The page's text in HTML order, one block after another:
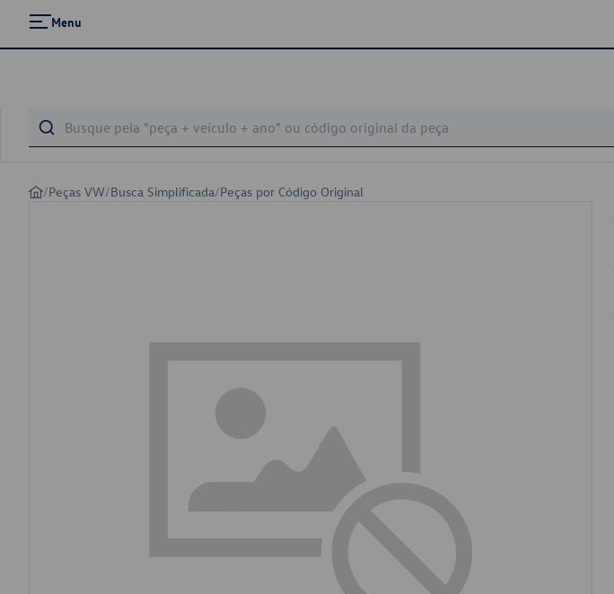
Menu
/Peças VW/Busca Simplificada/Peças por Código Original